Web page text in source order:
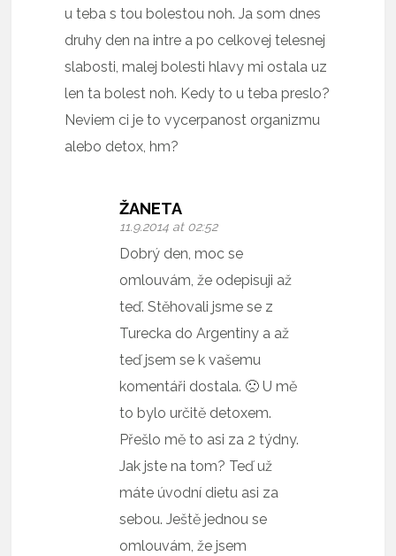
u teba s tou bolestou noh. Ja som dnes
druhy den na intre a po celkovej telesnej
slabosti, malej bolesti hlavy mi ostala uz
len ta bolest noh. Kedy to u teba preslo?
Neviem ci je to vycerpanost organizmu
alebo detox, hm?
ŽANETA
11.9.2014 at 02:52
Dobrý den, moc se
omlouvám, že odepisuji až
teď. Stěhovali jsme se z
Turecka do Argentiny a až
teď jsem se k vašemu
komentáři dostala. 🙁 U mě
to bylo určitě detoxem.
Přešlo mě to asi za 2 týdny.
Jak jste na tom? Teď už
máte úvodní dietu asi za
sebou. Ještě jednou se
omlouvám, že jsem